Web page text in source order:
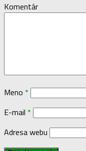
Komentár
Meno *
E-mail *
Adresa webu